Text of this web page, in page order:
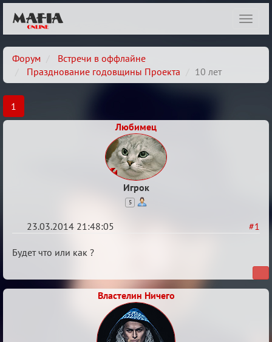
Форум
Встречи в оффлайне
Празднование годовщины Проекта
10 лет
1
Любимец
Игрок
5
#1
23.03.2014 21:48:05
10
Будет что или как ?
Властелин Ничего